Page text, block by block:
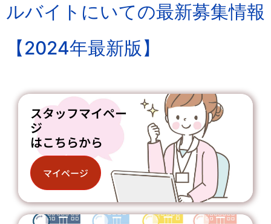
ルバイトにいての最新募集情報
【2024年最新版】
スタッフマイペー
ジ
はこちらから
マイページ